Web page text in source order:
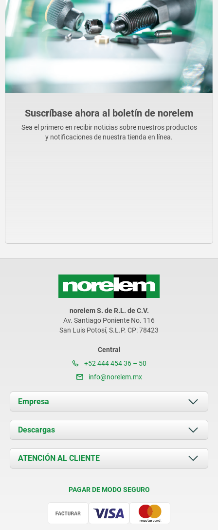
Suscríbase ahora al boletín de norelem
Sea el primero en recibir noticias sobre nuestros productos
y notificaciones de nuestra tienda en línea.
norelem S. de R.L. de C.V.
Av. Santiago Poniente No. 116
San Luis Potosí, S.L.P. CP: 78423
Central
+52 444 454 36 – 50
info@norelem.mx
Empresa
Acerca de nosotros
Novedades
Contacto
Descargas
Documents
ATENCIÓN AL CLIENTE
PAGAR DE MODO SEGURO